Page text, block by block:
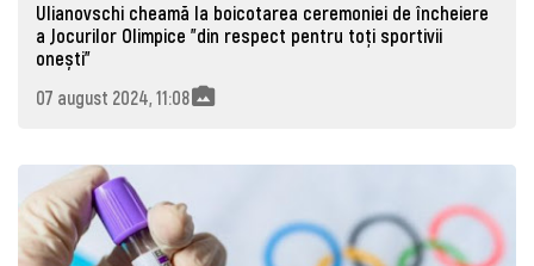
Ulianovschi cheamă la boicotarea ceremoniei de încheiere
a Jocurilor Olimpice ”din respect pentru toți sportivii
onești”
07 august 2024, 11:08